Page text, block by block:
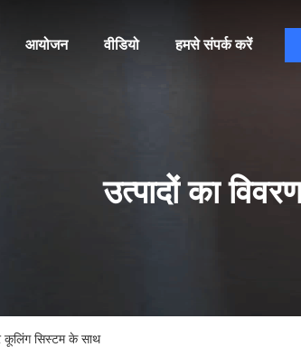
आयोजन वीडियो हमसे संपर्क करें
उत्पादों का
सिस्टम के साथ